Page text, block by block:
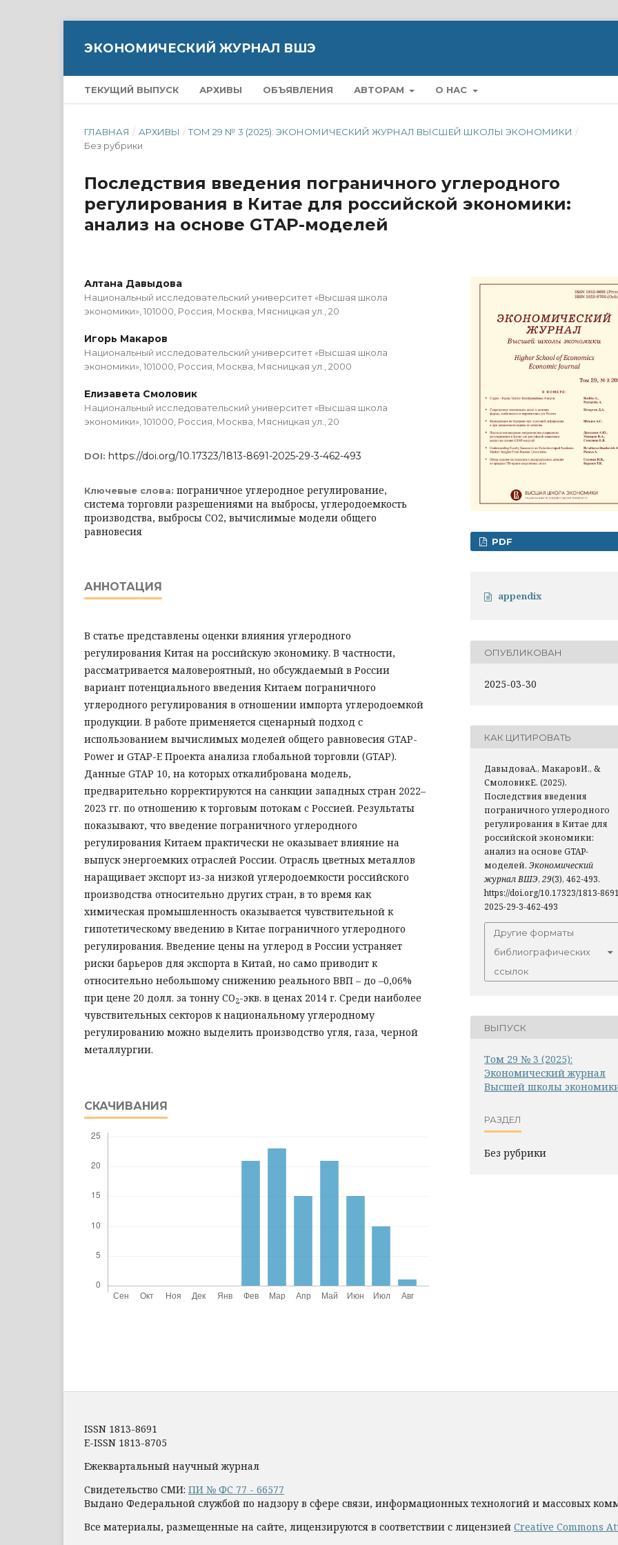
ЭКОНОМИЧЕСКИЙ ЖУРНАЛ ВШЭ
ТЕКУЩИЙ ВЫПУСК АРХИВЫ ОБЪЯВЛЕНИЯ АВТОРАМ О НАС
ГЛАВНАЯ / АРХИВЫ / ТОМ 29 № 3 (2025): ЭКОНОМИЧЕСКИЙ ЖУРНАЛ ВЫСШЕЙ ШКОЛЫ ЭКОНОМИКИ /
Без рубрики
Последствия введения пограничного углеродного
регулирования в Китае для российской экономики:
анализ на основе GTAP-моделей
Алтана Давыдова
Национальный исследовательский университет «Высшая школа
экономики», 101000, Россия, Москва, Мясницкая ул., 20
Игорь Макаров
Национальный исследовательский университет «Высшая школа
экономики», 101000, Россия, Москва, Мясницкая ул., 2000
Елизавета Смоловик
Национальный исследовательский университет «Высшая школа
экономики», 101000, Россия, Москва, Мясницкая ул., 20
DOI: https://doi.org/10.17323/1813-8691-2025-29-3-462-493
Ключевые слова: пограничное углеродное регулирование,
система торговли разрешениями на выбросы, углеродоемкость
производства, выбросы СО2, вычислимые модели общего
равновесия
АННОТАЦИЯ
В статье представлены оценки влияния углеродного
регулирования Китая на российскую экономику. В частности,
рассматривается маловероятный, но обсуждаемый в России
вариант потенциального введения Китаем пограничного
углеродного регулирования в отношении импорта углеродоемкой
продукции. В работе применяется сценарный подход с
использованием вычислимых моделей общего равновесия GTAP-
Power и GTAP-E Проекта анализа глобальной торговли (GTAP).
Данные GTAP 10, на которых откалибрована модель,
предварительно корректируются на санкции западных стран 2022–
2023 гг. по отношению к торговым потокам c Россией. Результаты
показывают, что введение пограничного углеродного
регулирования Китаем практически не оказывает влияние на
выпуск энергоемких отраслей России. Отрасль цветных металлов
наращивает экспорт из-за низкой углеродоемкости российского
производства относительно других стран, в то время как
химическая промышленность оказывается чувствительной к
гипотетическому введению в Китае пограничного углеродного
регулирования. Введение цены на углерод в России устраняет
риски барьеров для экспорта в Китай, но само приводит к
относительно небольшому снижению реального ВВП – до –0,06%
при цене 20 долл. за тонну СО2-экв. в ценах 2014 г. Среди наиболее
чувствительных секторов к национальному углеродному
регулированию можно выделить производство угля, газа, черной
металлургии.
СКАЧИВАНИЯ
PDF
appendix
ОПУБЛИКОВАН
2025-03-30
КАК ЦИТИРОВАТЬ
ДавыдоваА., МакаровИ., &
СмоловикЕ. (2025).
Последствия введения
пограничного углеродного
регулирования в Китае для
российской экономики:
анализ на основе GTAP-
моделей. Экономический
журнал ВШЭ, 29(3), 462-493.
https://doi.org/10.17323/1813-
2025-29-3-462-493
Другие форматы
библиографических
ссылок
ВЫПУСК
Том 29 № 3 (2025):
Экономический журнал
Высшей школы
РАЗДЕЛ
Без рубрики
ISSN 1813-8691
E-ISSN 1813-8705
Ежеквартальный научный журнал
Свидетельство СМИ: ПИ № ФС 77 - 66577
Выдано Федеральной службой по надзору в сфере связи, информационных технологий и массовых
Все материалы, размещенные на сайте, лицензируются в соответствии с лицензией Creative Commons